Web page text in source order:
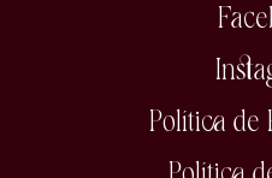
Política de